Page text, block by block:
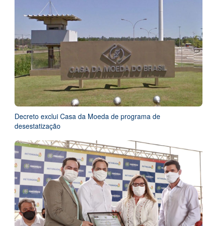
Decreto exclui Casa da Moeda de programa de
desestatização